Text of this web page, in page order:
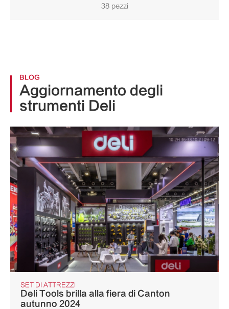
38 pezzi
BLOG
Aggiornamento degli
strumenti Deli
SET DI ATTREZZI
Deli Tools brilla alla fiera di Canton
autunno 2024